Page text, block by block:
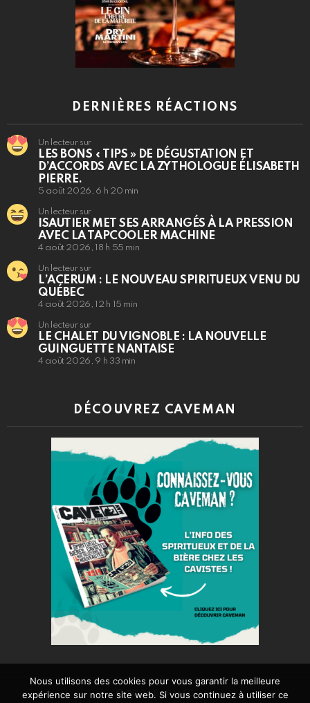
DERNIÈRES RÉACTIONS
Un lecteur sur
LES BONS « TIPS » DE DÉGUSTATION ET
D’ACCORDS AVEC LA ZYTHOLOGUE ÉLISABETH
PIERRE.
5 août 2026, 6 h 20 min
Un lecteur sur
ISAUTIER MET SES ARRANGÉS À LA PRESSION
AVEC LA TAPCOOLER MACHINE
4 août 2026, 18 h 55 min
Un lecteur sur
L’ACERUM : LE NOUVEAU SPIRITUEUX VENU DU
QUÉBEC
4 août 2026, 12 h 15 min
Un lecteur sur
LE CHALET DU VIGNOBLE : LA NOUVELLE
GUINGUETTE NANTAISE
4 août 2026, 9 h 33 min
DÉCOUVREZ CAVEMAN
© 2026 BARMAG
Nous utilisons des cookies pour vous garantir la meilleure
expérience sur notre site web. Si vous continuez à utiliser ce